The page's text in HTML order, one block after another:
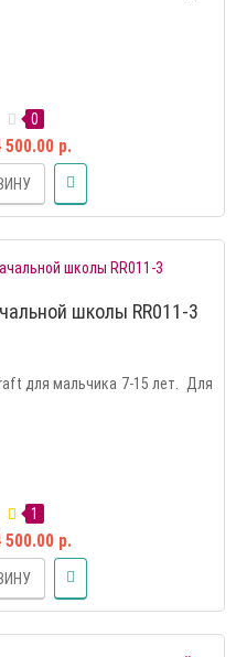
0
500.00 р.
школы RR011-3
для мальчика 7-15 лет. Для
1
500.00 р.